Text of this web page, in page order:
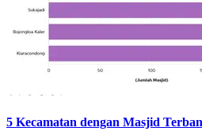
Perekrutan Tertinggi 2026
Sumber:
https://www.manpowergroup.com/en/